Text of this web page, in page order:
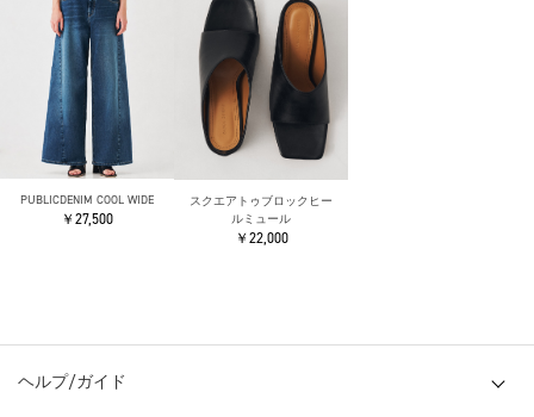
PUBLICDENIM COOL WIDE
￥27,500
スクエアトゥブロックヒー
ルミュール
￥22,000
ヘルプ/ガイド